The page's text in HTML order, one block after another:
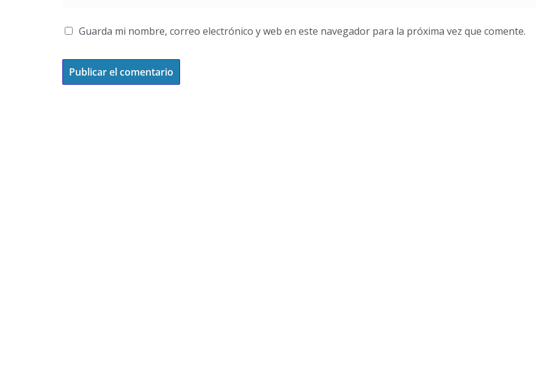
Guarda mi nombre, correo electrónico y web en este navegador para la próxima vez que comente.